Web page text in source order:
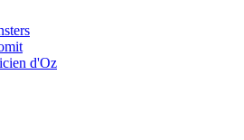
d'Oz